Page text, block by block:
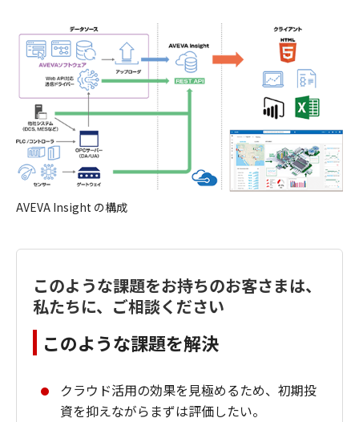
AVEVA Insight の構成
このような課題をお持ちのお客さまは、
私たちに、ご相談ください
このような課題を解決
クラウド活用の効果を見極めるため、初期投
資を抑えながらまずは評価したい。